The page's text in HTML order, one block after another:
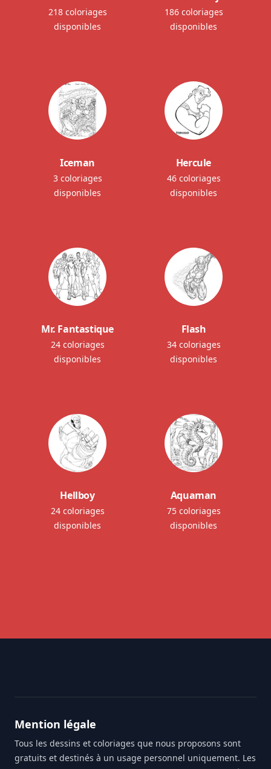
218 coloriages
disponibles
186 coloriages
disponibles
Iceman
3 coloriages
disponibles
Hercule
46 coloriages
disponibles
Mr. Fantastique
24 coloriages
disponibles
Flash
34 coloriages
disponibles
Hellboy
24 coloriages
disponibles
Aquaman
75 coloriages
disponibles
Mention légale
Tous les dessins et coloriages que nous proposons sont
gratuits et destinés à un usage personnel uniquement. Les